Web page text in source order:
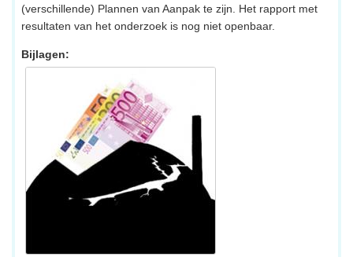
(verschillende) Plannen van Aanpak te zijn. Het rapport met
resultaten van het onderzoek is nog niet openbaar.
Bijlagen: